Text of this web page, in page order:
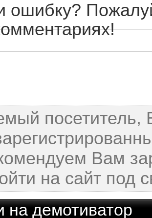
ошибку?
посетитель,
Вам
на сайт под
на демотиватор